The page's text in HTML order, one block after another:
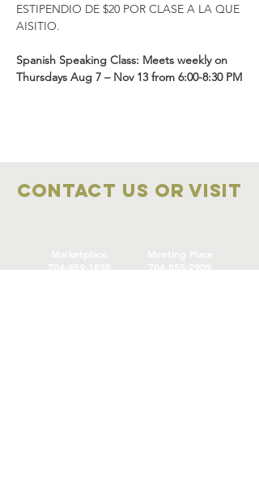
ESTIPENDIO DE $20 POR CLASE A LA QUE
AISITIO.
Spanish Speaking Class: Meets weekly on
Thursdays Aug 7 – Nov 13 from 6:00-8:30 PM
Contact Us OR VISIT